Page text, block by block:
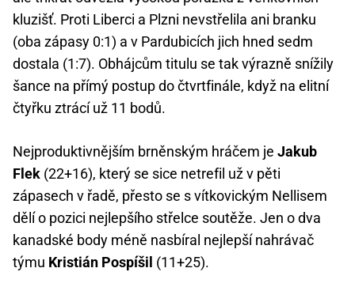
kluzišť. Proti Liberci a Plzni nevstřelila ani branku
(oba zápasy 0:1) a v Pardubicích jich hned sedm
dostala (1:7). Obhájcům titulu se tak výrazně snížily
šance na přímý postup do čtvrtfinále, když na elitní
čtyřku ztrácí už 11 bodů.
Nejproduktivnějším brněnským hráčem je Jakub
Flek (22+16), který se sice netrefil už v pěti
zápasech v řadě, přesto se s vítkovickým Nellisem
dělí o pozici nejlepšího střelce soutěže. Jen o dva
kanadské body méně nasbíral nejlepší nahrávač
týmu Kristián Pospíšil (11+25).